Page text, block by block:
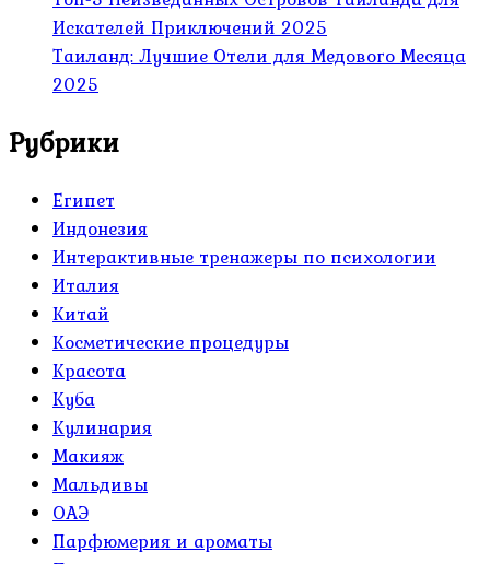
Искателей Приключений 2025
Таиланд: Лучшие Отели для Медового Месяца
2025
Рубрики
Египет
Индонезия
Интерактивные тренажеры по психологии
Италия
Китай
Косметические процедуры
Красота
Куба
Кулинария
Макияж
Мальдивы
ОАЭ
Парфюмерия и ароматы